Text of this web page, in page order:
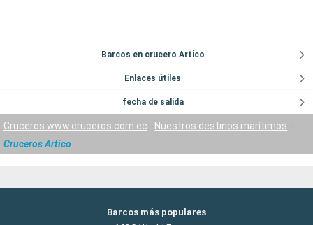
Barcos en crucero Artico
Enlaces útiles
fecha de salida
Cruceros www.cruceros.com.ec
Nuestros destinos marítimos
Cruceros Artico
Barcos más populares